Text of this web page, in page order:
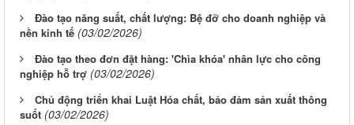
Đào tạo năng suất, chất lượng: Bệ đỡ cho doanh nghiệp và
nền kinh tế (03/02/2026)
Đào tạo theo đơn đặt hàng: 'Chìa khóa' nhân lực cho công
nghiệp hỗ trợ (03/02/2026)
Chủ động triển khai Luật Hóa chất, bảo đảm sản xuất thông
suốt (03/02/2026)